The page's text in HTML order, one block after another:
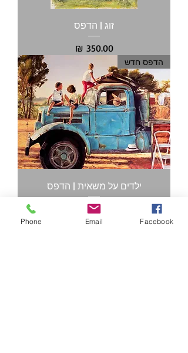
זוג | הדפס
מחיר‏350.00 ‏₪
הדפס חדש
ילדים על משאית | הדפס
מחיר
הדפס חדש Phone Email Facebook